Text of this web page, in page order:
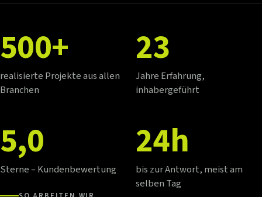
500+
realisierte Projekte aus allen
Branchen
23
Jahre Erfahrung,
inhabergeführt
5,0
Sterne – Kundenbewertung
24h
bis zur Antwort, meist am
selben Tag